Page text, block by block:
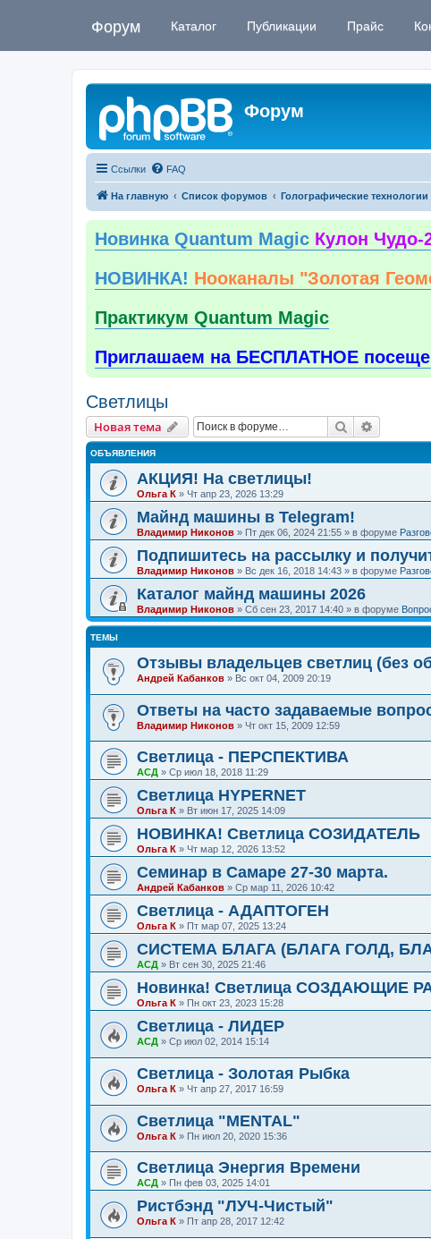
Форум Каталог Публикации Прайс
Форум
Ссылки FAQ
На главную Список форумов Голографические
Новинка Quantum Magic Кулон Чудо-
НОВИНКА! Нооканалы "Золотая
Практикум Quantum Magic
Приглашаем на БЕСПЛАТНОЕ
Светлицы
Новая тема Поиск
ОБЪЯВЛЕНИЯ
АКЦИЯ! На светлицы!
Ольга К » Чт апр 23, 2026 13:29
Майнд машины в Telegram!
Владимир Никонов » Пт дек 06, 2024 21:55 » в форуме
Подпишитесь на рассылку и
Владимир Никонов » Вс дек 16, 2018 14:43 » в форуме
Каталог майнд машины 2026
Владимир Никонов » Сб сен 23, 2017 14:40 » в форуме
ТЕМЫ
Отзывы владельцев светлиц (без
Андрей Кабанков » Вс окт 04, 2009 20:19
Ответы на часто задаваемые
Владимир Никонов » Чт окт 15, 2009 12:59
Светлица - ПЕРСПЕКТИВА
АСД » Ср июл 18, 2018 11:29
Светлица HYPERNET
Ольга К » Вт июн 17, 2025 14:09
НОВИНКА! Светлица СОЗИДАТЕЛЬ
Ольга К » Чт мар 12, 2026 13:52
Семинар в Самаре 27-30 марта.
Андрей Кабанков » Ср мар 11, 2026 10:42
Светлица - АДАПТОГЕН
Ольга К » Пт мар 07, 2025 13:24
СИСТЕМА БЛАГА (БЛАГА ГОЛД,
АСД » Вт сен 30, 2025 21:46
Новинка! Светлица СОЗДАЮЩИЕ
Ольга К » Пн окт 23, 2023 15:28
Светлица - ЛИДЕР
АСД » Ср июл 02, 2014 15:14
Светлица - Золотая Рыбка
Ольга К » Чт апр 27, 2017 16:59
Светлица "MENTAL"
Ольга К » Пн июл 20, 2020 15:36
Светлица Энергия Времени
АСД » Пн фев 03, 2025 14:01
Ристбэнд "ЛУЧ-Чистый"
Ольга К » Пт апр 28, 2017 12:42